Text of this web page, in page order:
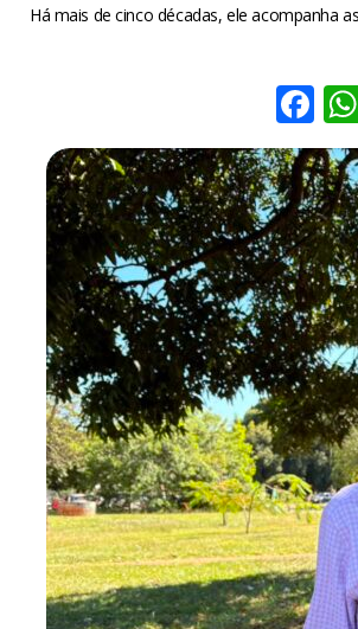
Há mais de cinco décadas, ele acompanha